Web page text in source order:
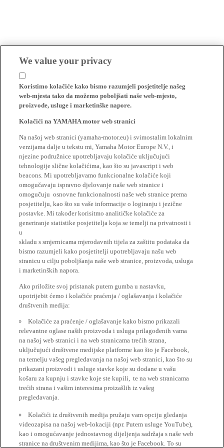
We value your privacy
Koristimo kolačiće kako bismo razumjeli posjetitelje našeg
web-mjesta tako da možemo poboljšati naše web-mjesto,
proizvode, usluge i marketinške napore.
Kolačići na YAMAHA motor web stranici
Na našoj web stranici (yamaha-motor.eu) i svimostalim lokalnim
verzijama dalje u tekstu mi, Yamaha Motor Europe N.V., i
njezine podružnice upotrebljavaju kolačiće uključujući
tehnologije slične kolačićima, kao što su javascript i web
beacons. Mi upotrebljavamo funkcionalne kolačiće koji
omogučavaju ispravno djelovanje naše web stranice i
omogučuju osnovne funkcionalnosti naše web stranice prema
posjetitelju, kao što su vaše informacije o logiranju i jezične
postavke. Mi također korisitmo analitičke kolačiće za
generiranje statistike posjetitelja koja se temelji na privatnosti i
u
skladu s smjernicama mjerodavnih tijela za zaštitu podataka da
bismo razumjeli kako posjetitelji upotrebljavaju našu web
stranicu u cilju poboljšanja naše web stranice, proizvoda, usluga
i marketinških napora.
Ako priložite svoj pristanak putem gumba u nastavku,
upotrijebit ćemo i kolačiće praćenja / oglašavanja i kolačiće
društvenih medija:
Kolačiće za praćenje / oglašavanje kako bismo prikazali
relevantne oglase naših proizvoda i usluga prilagođenih vama
na našoj web stranici i na web stranicama trećih strana,
uključujući društvene medijske platforme kao što je Facebook,
na temelju vašeg pregledavanja na našoj web stranici, kao što su
prikazani proizvodi i usluge stavke koje su dodane u vašu
košaru za kupnju i stavke koje ste kupili, te na web stranicama
trećih strana i vašim interesima proizašlih iz vašeg
pregledavanja.
Kolačići iz društvenih medija pružaju vam opciju gledanja
videozapisa na našoj web-lokaciji (npr. Putem usluge YouTube),
kao i omogućavanje jednostavnog dijeljenja sadržaja s naše web
stranice na društvenim medijima, kao što je Facebook. To su